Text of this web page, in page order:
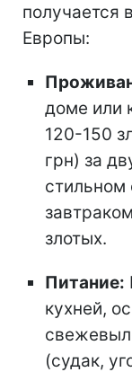
получается
Европы:
доме или
120-150
грн) за
стильном
злотых.
Питание:
кухней,
(судак,